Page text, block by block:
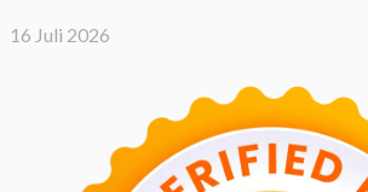
16 Juli 2026